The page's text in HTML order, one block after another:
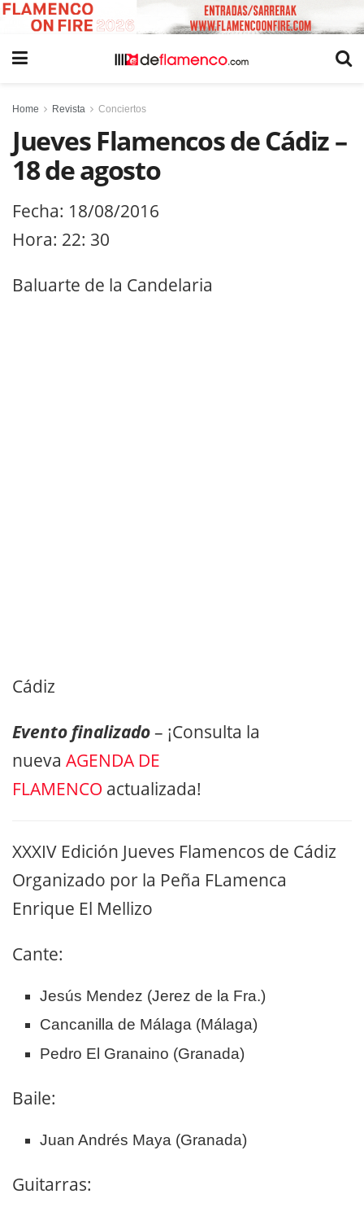
Home Revista Conciertos
Jueves Flamencos de Cádiz –
18 de agosto
Fecha: 18/08/2016
Hora: 22: 30
Baluarte de la Candelaria
Cádiz
Evento finalizado– ¡Consulta la
nueva AGENDA DE
FLAMENCO actualizada!
XXXIV Edición Jueves Flamencos de Cádiz
Organizado por la Peña FLamenca
Enrique El Mellizo
Cante:
Jesús Mendez (Jerez de la Fra.)
Cancanilla de Málaga (Málaga)
Pedro El Granaino (Granada)
Baile:
Juan Andrés Maya (Granada)
Guitarras: